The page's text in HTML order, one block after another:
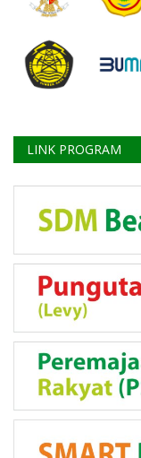
LINK PROGRAM